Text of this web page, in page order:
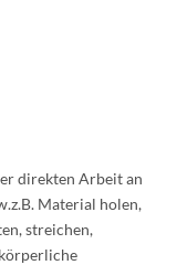
direkten Arbeit an
Material holen,
streichen,